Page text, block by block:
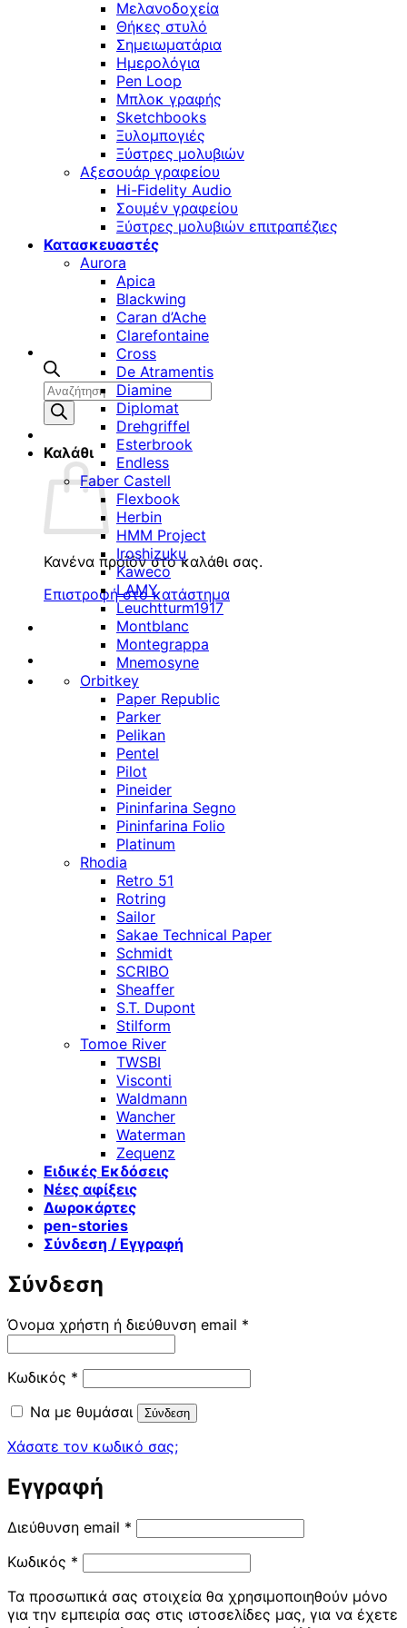
Αναζήτηση
προϊόντων
Καλάθι
Κανένα προϊόν στο καλάθι σας.
Επιστροφή στο κατάστημα
Μελανοδοχεία
Θήκες στυλό
Σημειωματάρια
Ημερολόγια
Pen Loop
Μπλοκ γραφής
Sketchbooks
Ξυλομπογιές
Ξύστρες μολυβιών
Αξεσουάρ γραφείου
Hi-Fidelity Audio
Σουμέν γραφείου
Ξύστρες μολυβιών επιτραπέζιες
Κατασκευαστές
Aurora
Apica
Blackwing
Caran d’Ache
Clarefontaine
Cross
De Atramentis
Diamine
Diplomat
Drehgriffel
Esterbrook
Endless
Faber Castell
Flexbook
Herbin
HMM Project
Iroshizuku
Kaweco
LAMY
Leuchtturm1917
Montblanc
Montegrappa
Mnemosyne
Orbitkey
Paper Republic
Parker
Pelikan
Pentel
Pilot
Pineider
Pininfarina Segno
Pininfarina Folio
Platinum
Rhodia
Retro 51
Rotring
Sailor
Sakae Technical Paper
Schmidt
SCRIBO
Sheaffer
S.T. Dupont
Stilform
Tomoe River
TWSBI
Visconti
Waldmann
Wancher
Waterman
Zequenz
Ειδικές Εκδόσεις
Νέες αφίξεις
Δωροκάρτες
pen-stories
Σύνδεση / Εγγραφή
Σύνδεση
Όνομα χρήστη ή διεύθυνση email *
Κωδικός * Απαιτείται
Να με θυμάσαι
Σύνδεση
Χάσατε τον κωδικό σας;
Εγγραφή
Διεύθυνση email * Απαιτείται
Κωδικός * Απαιτείται
Τα προσωπικά σας στοιχεία θα χρησιμοποιηθούν μόνο
για την εμπειρία σας στις ιστοσελίδες μας, για να έχετε